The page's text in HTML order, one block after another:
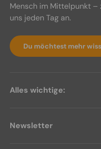
Mensch im Mittelpunkt –
uns jeden Tag an.
Du möchtest mehr
Alles wichtige:
Newsletter